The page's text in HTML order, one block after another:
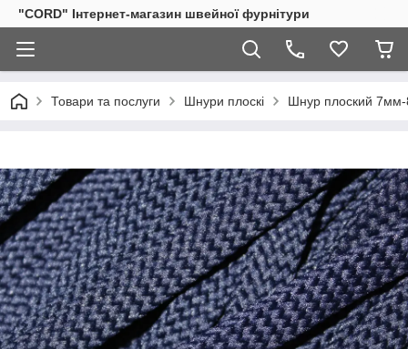
"CORD" Інтернет-магазин швейної фурнітури
Товари та послуги Шнури плоскі Шнур плоский